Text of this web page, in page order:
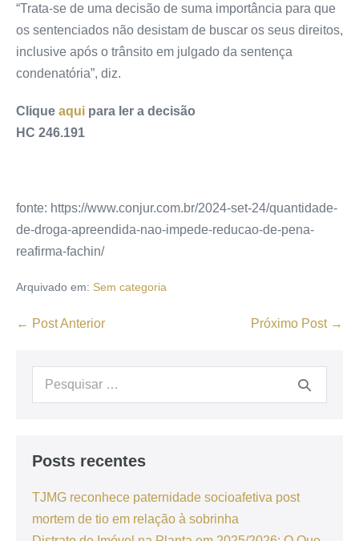
“Trata-se de uma decisão de suma importância para que
os sentenciados não desistam de buscar os seus direitos,
inclusive após o trânsito em julgado da sentença
condenatória”, diz.
Clique aqui para ler a decisão
HC 246.191
fonte: https://www.conjur.com.br/2024-set-24/quantidade-
de-droga-apreendida-nao-impede-reducao-de-pena-
reafirma-fachin/
Arquivado em: Sem categoria
← Post Anterior Próximo Post →
Posts recentes
TJMG reconhece paternidade socioafetiva post
mortem de tio em relação à sobrinha